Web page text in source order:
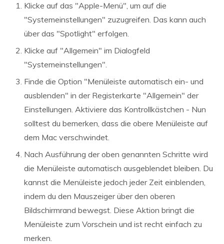
Klicke auf das "Apple-Menü", um auf die
"Systemeinstellungen" zuzugreifen. Das kann auch
über das "Spotlight" erfolgen.
Klicke auf "Allgemein" im Dialogfeld
"Systemeinstellungen".
Finde die Option "Menüleiste automatisch ein- und
ausblenden" in der Registerkarte "Allgemein" der
Einstellungen. Aktiviere das Kontrollkästchen - Nun
solltest du bemerken, dass die obere Menüleiste auf
dem Mac verschwindet.
Nach Ausführung der oben genannten Schritte wird
die Menüleiste automatisch ausgeblendet bleiben. Du
kannst die Menüleiste jedoch jeder Zeit einblenden,
indem du den Mauszeiger über den oberen
Bildschirmrand bewegst. Diese Aktion bringt die
Menüleiste zum Vorschein und ist recht einfach zu
merken.